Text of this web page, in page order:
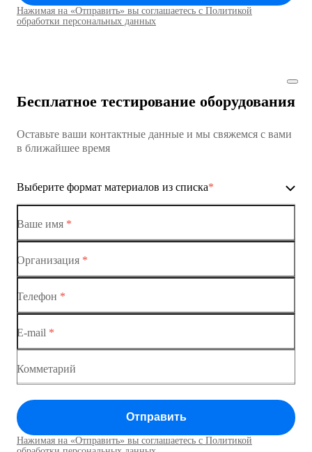
Коммутаторы доступа01
Коммутатор доступа MES1428
Коммутатор доступа MES1428
Коммутаторы доступа
Коммутатор доступа MES1428-03
Коммутатор доступа MES1428-04
Нажимая на «Отправить» вы соглашаетесь с Политикой
обработки персональных данных
Бесплатное тестирование оборудования
Оставьте ваши контактные данные и мы свяжемся с вами
в ближайшее время
Выберите формат материалов из списка*
Ethernet-коммутаторы
Коммутатор доступа MES1428
Ваше имя *
Организация *
Телефон *
E-mail *
Комметарий
Отправить
Нажимая на «Отправить» вы соглашаетесь с Политикой